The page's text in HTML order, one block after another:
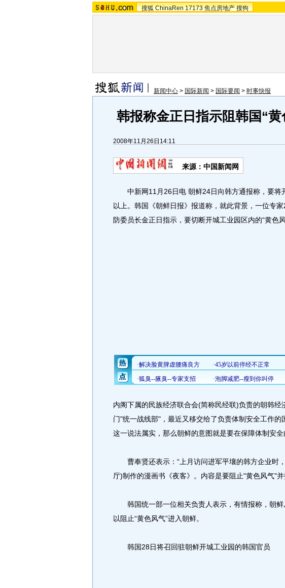
搜狐 ChinaRen 17173 焦点房地产 搜狗
新闻中心 > 国际新闻 > 国际要闻 > 时事快报
韩报称金正日指示阻韩国“
2008年11月26日14:11
来源：中国新闻网
中新网11月26日电 朝鲜24日向韩方通报称，要将
以上。韩国《朝鲜日报》报道称，就此背景，一位专
防委员长金正日指示，要切断开城工业园区内的“黄色
内阁下属的民族经济联合会(简称民经联)负责的朝韩经
门"统一战线部"，最近又移交给了负责体制安全工作的
这一说法属实，那么朝鲜的意图就是要在保障体制安全
曹奉贤还表示：“上月访问进军平壤的韩方企业时
厅)制作的漫画书《夜客》。内容是要阻止"黄色风气"
韩国统一部一位相关负责人表示，有情报称，朝鲜
以阻止“黄色风气”进入朝鲜。
韩国28日将召回驻朝鲜开城工业园的韩国官员